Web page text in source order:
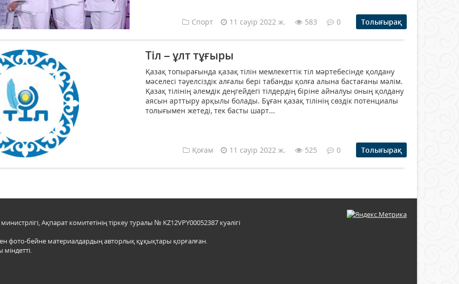
Спорт 11 сәуір 2022 ж. 583 0 Толығырақ
Тіл – ұлт тұғыры
Қазақ топырағында қазақ тілін мемлекеттік тіл мәртебесінде қолдану
мәселесі тәуелсіздік алғалы бері табанды қолға алына бастағаны мәлім.
Қазақ тілінің әлемдік деңгейдегі тілдердің біріне айналуы оның қолдану
аясын арттыру арқылы болады. Бұған қазақ тілінің сөздік потенциалы
толығымен жетеді, тек басты шарт...
Қоғам 11 сәуір 2022 ж. 525 0 Толығырақ
Ақпарат комитетінің тіркеу туралы № KZ12VPY00052387 куәлігі
фото-бейне материалдардың авторлық құқықтары қорғалған.